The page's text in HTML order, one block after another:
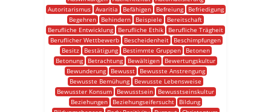
Autoritarismus
Avaritia Befähigen Befreiung
Befriedigung
Begehren
Behindern Beispiele
Bereitschaft
Berufliche Entwicklung
Berufliche Ethik
Berufliche Trägheit
Beruflicher Wettbewerb
Bescheidenheit
Beschimpfungen
Besitz
Bestätigung Bestimmte Gruppen
Betonen
Betonung
Betrachtung Bewältigen
Bewertungskultur
Bewunderung
Bewusst
Bewusste Anstrengung
Bewusste Bemühung
Bewusste Lebensweise
Bewusster Konsum
Bewusstsein
Bewusstseinskultur
Beziehungen
Beziehungseifersucht
Bildung